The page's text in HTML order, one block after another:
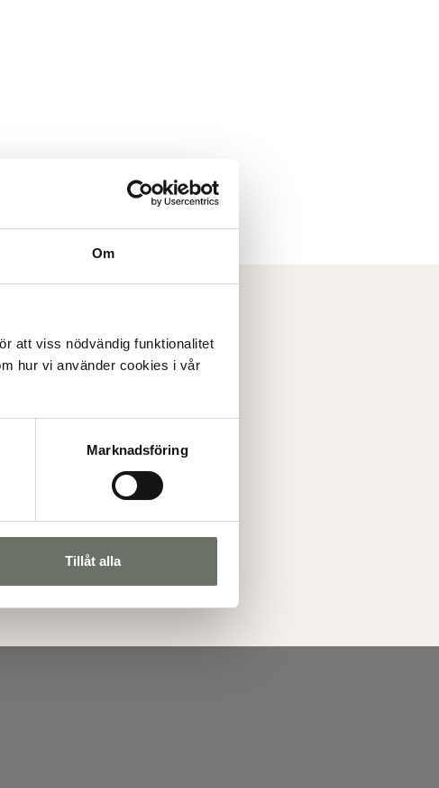
Om
att viss nödvändig funktionalitet
hur vi använder cookies i vår
Marknadsföring
Tillåt alla